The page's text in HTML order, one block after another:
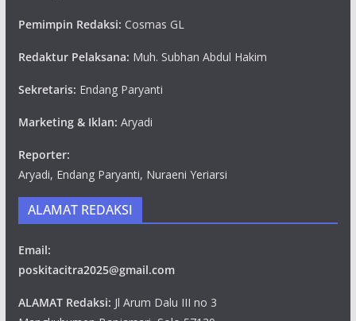
Pemimpin Redaksi: Cosmas GL
Redaktur Pelaksana: Muh. Subhan Abdul Hakim
Sekretaris: Endang Paryanti
Marketing & Iklan: Aryadi
Reporter:
Aryadi, Endang Paryanti, Nuraeni Yeriarsi
ALAMAT REDAKSI
Email:
poskitacitra2025@gmail.com
ALAMAT Redaksi: Jl Arum Dalu III no 3